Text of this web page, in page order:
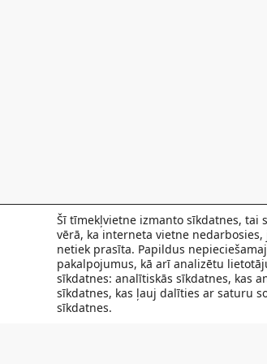
Šī tīmekļvietne izmanto sīkdatnes, tai
vērā, ka interneta vietne
netiek prasīta. Papildus
pakalpojumus, kā arī analizētu
sīkdatnes: analītiskās sīkdatnes, kas
sīkdatnes, kas ļauj dalīties ar saturu
sīkdatnes.